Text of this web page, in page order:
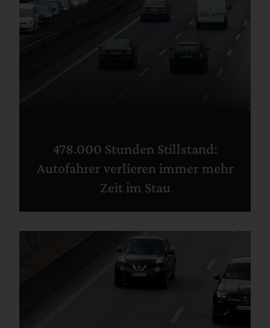
478.000 Stunden Stillstand:
Autofahrer verlieren immer mehr
Zeit im Stau